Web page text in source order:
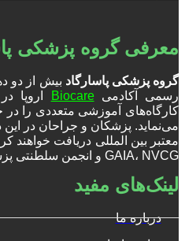
معرفی گروه پزشکی
گروه پزشکی پاسارگاد بیش از دو
رسمی آکادمیBiocare
اروپا
کارگاه‌های آموزشی متعددی را در
می‌نماید. پزشکان و جراحان در
GAIA، NVCG و انجمن سلطنتی پزشکی اروپا می‌باشد.
لینک‌های مفید
درباره ما